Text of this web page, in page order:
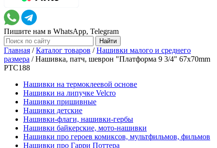
Пишите нам в WhatsApp, Telegram
Главная /Каталог товаров /Нашивки малого и среднего
размера /Нашивка, патч, шеврон "Платформа 9 3/4" 67x70mm
PTC188
Нашивки на термоклеевой основе
Нашивки на липучке Velcro
Нашивки пришивные
Нашивки детские
Нашивки-флаги, нашивки-гербы
Нашивки байкерские, мото-нашивки
Нашивки про героев комиксов, мультфильмов, фильмов
Нашивки про Гарри Поттера